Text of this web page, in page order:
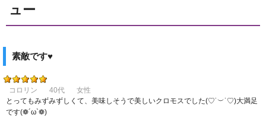
ュー
素敵です♥
コロリン 40代
女性
とってもみずみずしくて、美味しそうで美しいクロモスでした(♡˙︶˙♡)大満足
です(❁´ω`❁)